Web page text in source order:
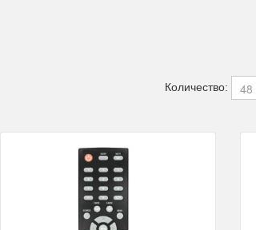
Количество: